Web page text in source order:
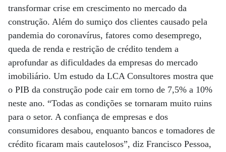
transformar crise em crescimento no mercado da
construção. Além do sumiço dos clientes causado pela
pandemia do coronavírus, fatores como desemprego,
queda de renda e restrição de crédito tendem a
aprofundar as dificuldades da empresas do mercado
imobiliário. Um estudo da LCA Consultores mostra que
o PIB da construção pode cair em torno de 7,5% a 10%
neste ano. “Todas as condições se tornaram muito ruins
para o setor. A confiança de empresas e dos
consumidores desabou, enquanto bancos e tomadores de
crédito ficaram mais cautelosos”, diz Francisco Pessoa,